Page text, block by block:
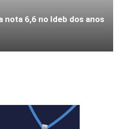
nota 6,6 no Ideb dos anos